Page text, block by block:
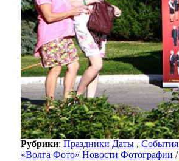
Рубрики: Праздники Даты , События
«Волга Фото» Новости Фотографии /